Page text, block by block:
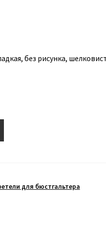
без рисунка,
для бюстгальтера